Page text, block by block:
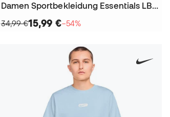
Damen Sportbekleidung Essentials LBR T-Shirt
34,99 €15,99 €−54%